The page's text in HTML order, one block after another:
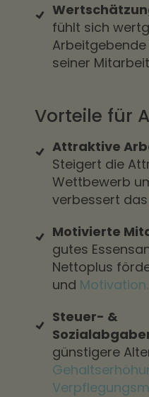
fühlt sich
seiner
Vorteile für
Attraktive
Steigert die
Wettbewerb
verbessert das
Motivierte
gutes
Nettoplus
und Motivation.
Steuer- &
günstigere